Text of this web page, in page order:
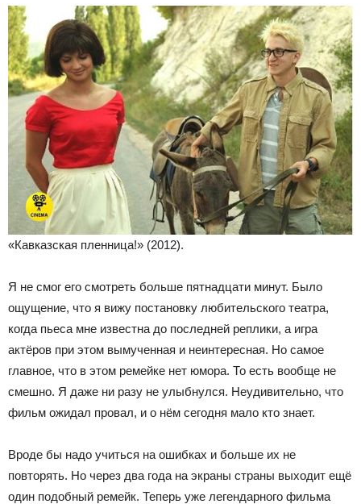
«Кавказская пленница!» (2012).
Я не смог его смотреть больше пятнадцати минут. Было
ощущение, что я вижу постановку любительского театра,
когда пьеса мне известна до последней реплики, а игра
актёров при этом вымученная и неинтересная. Но самое
главное, что в этом ремейке нет юмора. То есть вообще не
смешно. Я даже ни разу не улыбнулся. Неудивительно, что
фильм ожидал провал, и о нём сегодня мало кто знает.
Вроде бы надо учиться на ошибках и больше их не
повторять. Но через два года на экраны страны выходит ещё
один подобный ремейк. Теперь уже легендарного фильма